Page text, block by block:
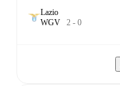
Lazio
WGV 2 - 0